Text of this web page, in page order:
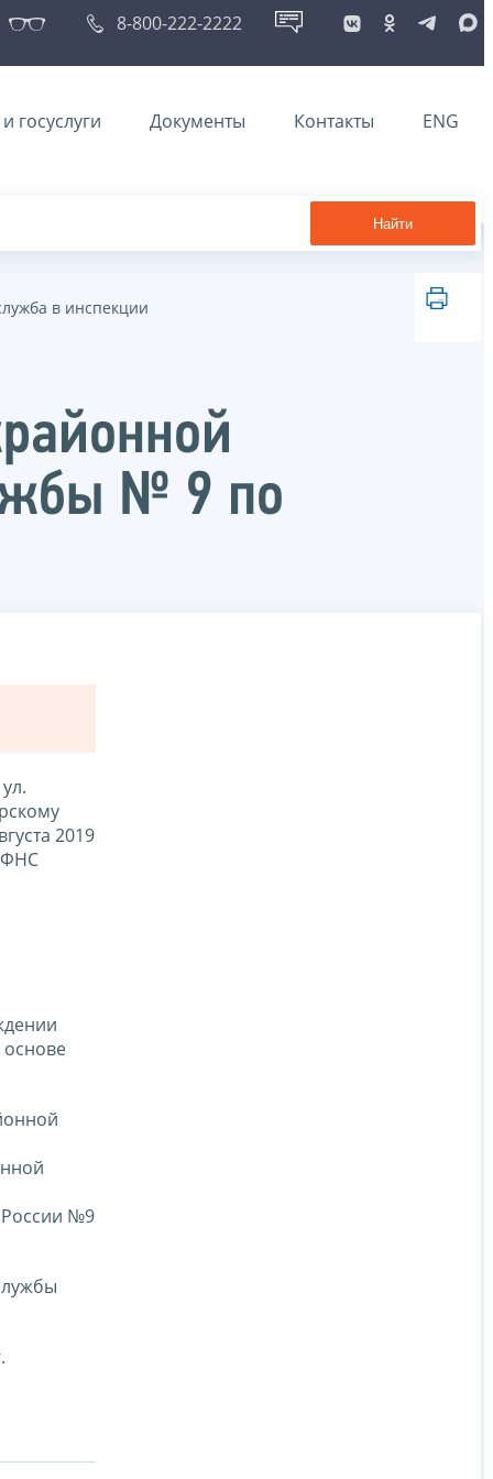
8-800-222-2222
госуслуги Документы Контакты ENG
Найти
в инспекции
№ 9 по
2019
основе
России №9